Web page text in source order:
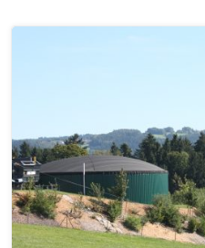
auf
dem
C.A.R.M.E.N.-
Fachgespräch